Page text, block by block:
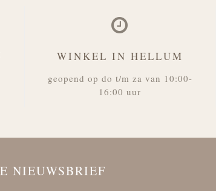
WINKEL IN HELLUM
geopend op do t/m za van 10:00-
16:00 uur
NIEUWSBRIEF